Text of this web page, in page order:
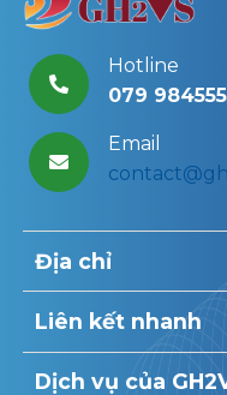
Hotline
079
Email
Địa chỉ
Liên kết nhanh
Dịch vụ của